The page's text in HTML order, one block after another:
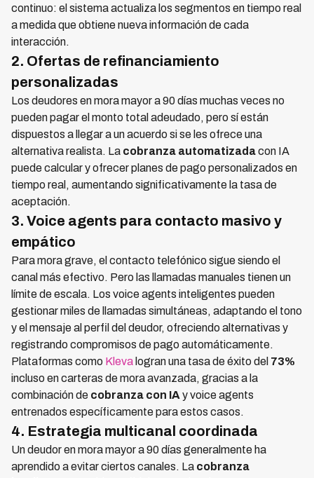
continuo: el sistema actualiza los segmentos en tiempo real
a medida que obtiene nueva información de cada
interacción.
2. Ofertas de refinanciamiento
personalizadas
Los deudores en mora mayor a 90 días muchas veces no
pueden pagar el monto total adeudado, pero sí están
dispuestos a llegar a un acuerdo si se les ofrece una
alternativa realista. La cobranza automatizadacon IA
puede calcular y ofrecer planes de pago personalizados en
tiempo real, aumentando significativamente la tasa de
aceptación.
3. Voice agents para contacto masivo y
empático
Para mora grave, el contacto telefónico sigue siendo el
canal más efectivo. Pero las llamadas manuales tienen un
límite de escala. Los voice agents inteligentes pueden
gestionar miles de llamadas simultáneas, adaptando el tono
y el mensaje al perfil del deudor, ofreciendo alternativas y
registrando compromisos de pago automáticamente.
Plataformas como Kleva logran una tasa de éxito del 73%
incluso en carteras de mora avanzada, gracias a la
combinación de cobranza con IA y voice agents
entrenados específicamente para estos casos.
4. Estrategia multicanal coordinada
Un deudor en mora mayor a 90 días generalmente ha
aprendido a evitar ciertos canales. La cobranza